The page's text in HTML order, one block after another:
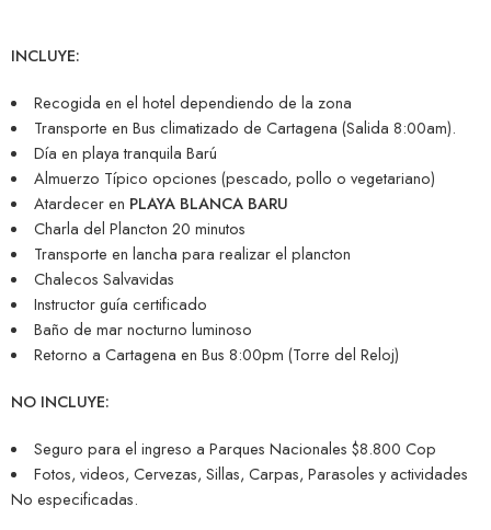
INCLUYE:
Recogida en el hotel dependiendo de la zona
Transporte en Bus climatizado de Cartagena (Salida 8:00am).
Día en playa tranquila Barú
Almuerzo Típico opciones (pescado, pollo o vegetariano)
Atardecer en PLAYA BLANCA BARU
Charla del Plancton 20 minutos
Transporte en lancha para realizar el plancton
Chalecos Salvavidas
Instructor guía certificado
Baño de mar nocturno luminoso
Retorno a Cartagena en Bus 8:00pm (Torre del Reloj)
NO INCLUYE:
Seguro para el ingreso a Parques Nacionales $8.800 Cop
Fotos, videos, Cervezas, Sillas, Carpas, Parasoles y actividades
No especificadas.